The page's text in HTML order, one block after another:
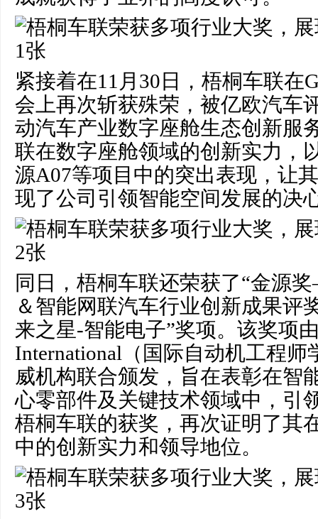
紧接着在11月30日，梧桐车联在
会上再次斩获殊荣，被亿欧汽车
动汽车产业数字座舱生态创新服
联在数字座舱领域的创新实力，
源A07等项目中的突出表现，让
现了公司引领智能空间发展的决
同日，梧桐车联还荣获了“金源
＆智能网联汽车行业创新成果评
来之星-智能电子”奖项。该奖项
International（国际自动机工程
威机构联合颁发，旨在表彰在智
心零部件及关键技术领域中，引
梧桐车联的获奖，再次证明了其
中的创新实力和领导地位。